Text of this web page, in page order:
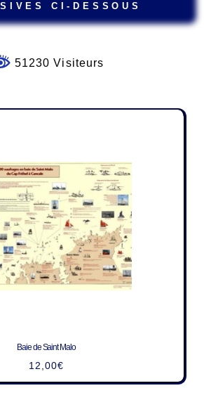
CI-DESSOUS
51230 Visiteurs
Baie de Saint Malo
12,00€